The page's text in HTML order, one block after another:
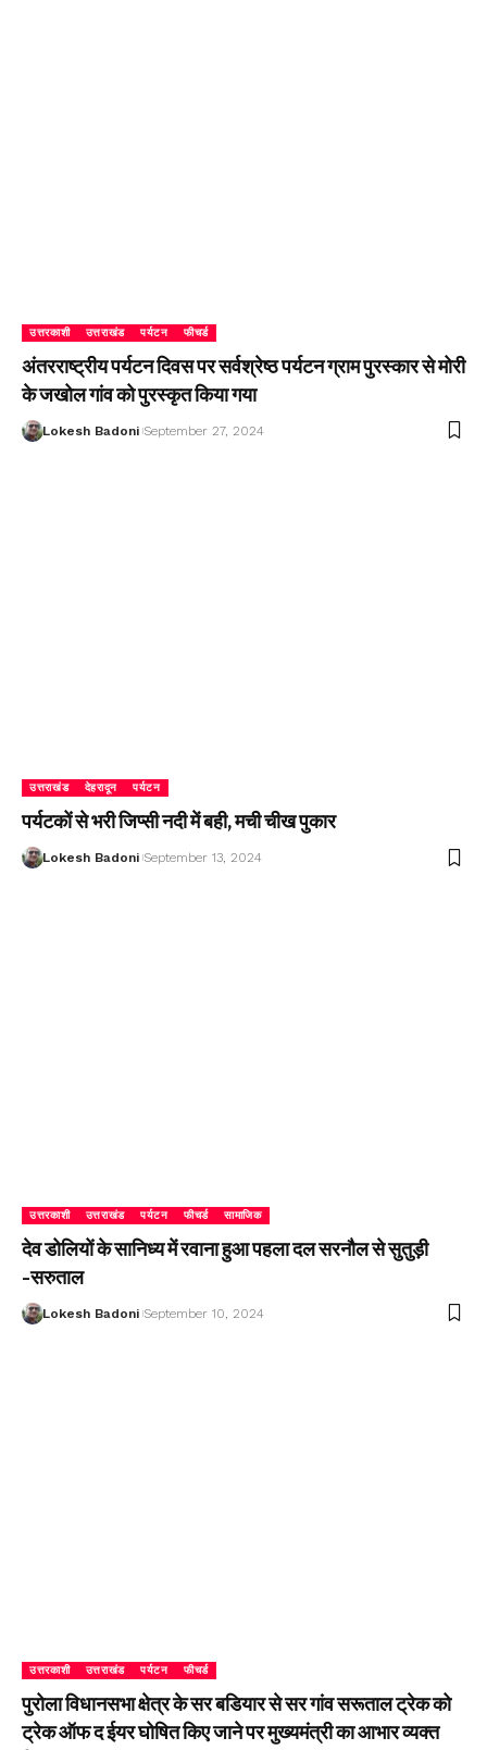
उत्तरकाशी उत्तराखंड पर्यटन फीचर्ड
अंतरराष्ट्रीय पर्यटन दिवस पर सर्वश्रेष्ठ पर्यटन ग्राम पुरस्कार से मोरी
के जखोल गांव को पुरस्कृत किया गया
Lokesh Badoni September 27, 2024
उत्तराखंड देहरादून पर्यटन
पर्यटकों से भरी जिप्सी नदी में बही, मची चीख पुकार
Lokesh Badoni September 13, 2024
उत्तरकाशी उत्तराखंड पर्यटन फीचर्ड सामाजिक
देव डोलियों के सानिध्य में रवाना हुआ पहला दल सरनौल से सुतुड़ी
-सरुताल
Lokesh Badoni September 10, 2024
उत्तरकाशी उत्तराखंड पर्यटन फीचर्ड
पुरोला विधानसभा क्षेत्र के सर बडियार से सर गांव सरूताल ट्रेक को
ट्रेक ऑफ द ईयर घोषित किए जाने पर मुख्यमंत्री का आभार व्यक्त